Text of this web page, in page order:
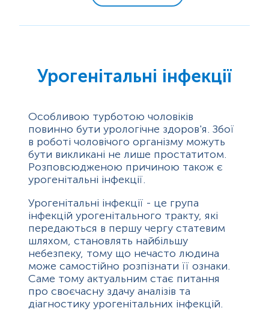
Цитологічні дослідження
Гістологічні дослідження
Мікроелементи та важкі метали
Урогенітальні інфекції
Особливою турботою чоловіків
повинно бути урологічне здоров'я. Збої
в роботі чоловічого організму можуть
бути викликані не лише простатитом.
Розповсюдженою причиною також є
урогенітальні інфекції.
Урогенітальні інфекції - це група
інфекцій урогенітального тракту, які
передаються в першу чергу статевим
шляхом, становлять найбільшу
небезпеку, тому що нечасто людина
може самостійно розпізнати її ознаки.
Саме тому актуальним стає питання
про своєчасну здачу аналізів та
діагностику урогенітальних інфекцій.